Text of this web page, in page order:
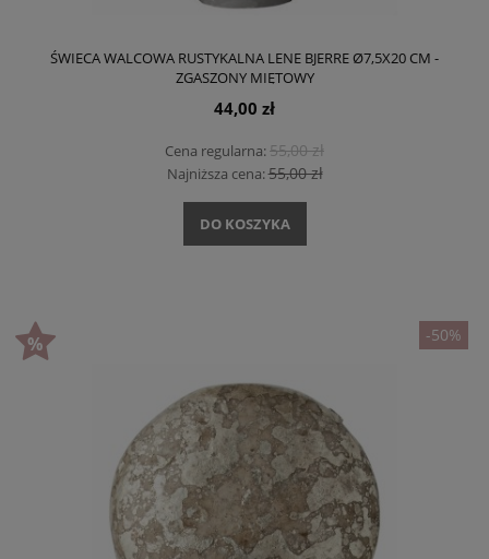
ŚWIECA WALCOWA RUSTYKALNA LENE BJERRE Ø7,5X20 CM -
ZGASZONY MIĘTOWY
44,00 zł
Cena regularna:55,00 zł
Najniższa cena:55,00 zł
DO KOSZYKA
-50%